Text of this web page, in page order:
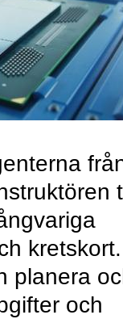
kretskort.
planera
och